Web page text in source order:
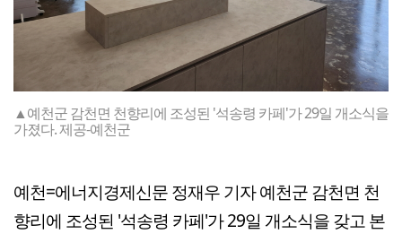
▲예천군 감천면 천향리에 조성된 '석송령 카페'가 29일 개소식을
가졌다. 제공-예천군
예천=에너지경제신문 정재우 기자 예천군 감천면 천
향리에 조성된 '석송령 카페'가 29일 개소식을 갖고 본